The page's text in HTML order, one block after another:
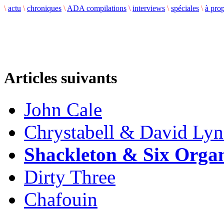
\ actu \ chroniques \ ADA compilations \ interviews \ spéciales \ à
Articles suivants
John Cale
Chrystabell & David
Shackleton & Six
Dirty Three
Chafouin